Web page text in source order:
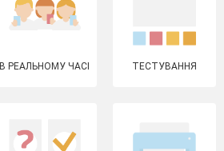
В РЕАЛЬНОМУ ЧАСІ ТЕСТУВАННЯ